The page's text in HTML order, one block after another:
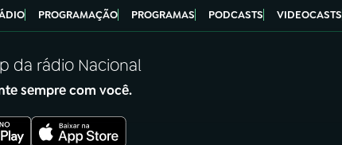
PROGRAMAÇÃO PROGRAMAS PODCASTS VIDEOCASTS
da rádio Nacional
sempre com você.